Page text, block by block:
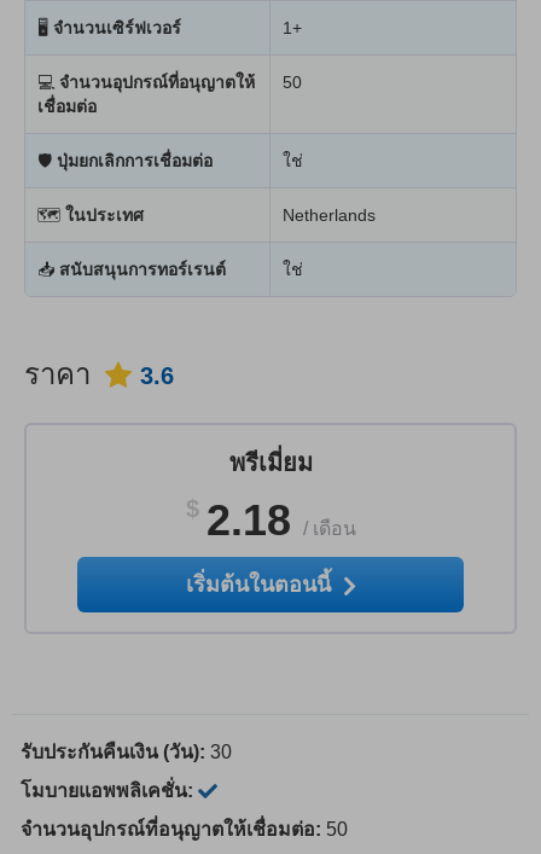
🖥 จำนวนเซิร์ฟเวอร์ 1+
💻 จำนวนอุปกรณ์ที่อนุญาตให้
เชื่อมต่อ
50
🛡 ปุ่มยกเลิกการเชื่อมต่อ ใช่
🗺 ในประเทศ Netherlands
📥 สนับสนุนการทอร์เรนต์ ใช่
ราคา 3.6
พรีเมี่ยม
$ 2.18 / เดือน
เริ่มต้นในตอนนี้
รับประกันคืนเงิน (วัน): 30
โมบายแอพพลิเคชั่น:
จำนวนอุปกรณ์ที่อนุญาตให้เชื่อมต่อ: 50